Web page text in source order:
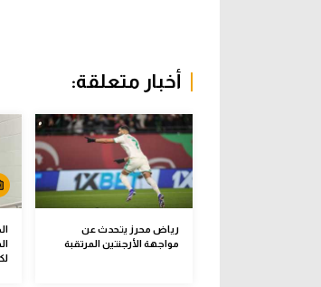
أخبار متعلقة:
رياض محرز يتحدث عن
مواجهة الأرجنتين المرتقبة